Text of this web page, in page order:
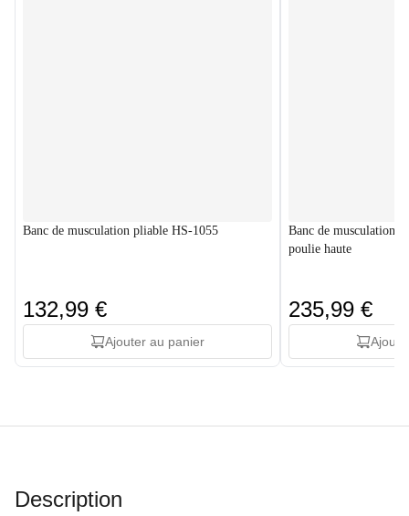
Banc de musculation pliable HS-1055
132,99 €
Ajouter au panier
Banc de musculation
poulie haute
235,99 €
Description